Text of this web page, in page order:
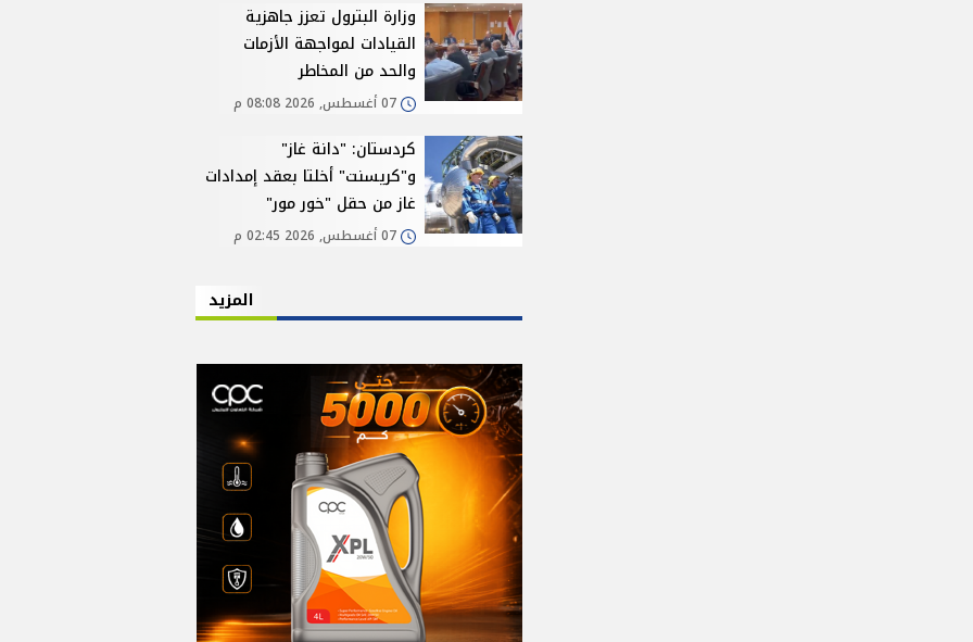
وزارة البترول تعزز جاهزية
القيادات لمواجهة الأزمات
والحد من المخاطر
07 أغسطس, 2026 08:08 م
كردستان: "دانة غاز"
و"كريسنت" أخلتا بعقد إمدادات
غاز من حقل "خور مور"
07 أغسطس, 2026 02:45 م
المزيد